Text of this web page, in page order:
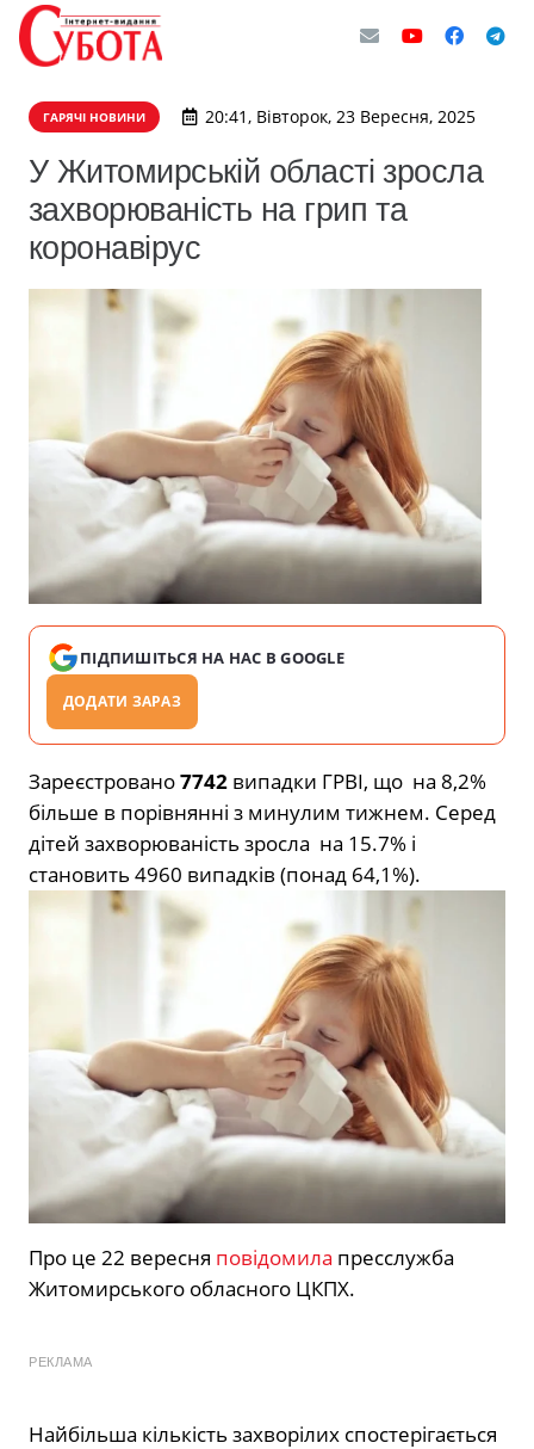
ГАРЯЧІ НОВИНИ 20:41, Вівторок, 23 Вересня, 2025
У Житомирській області зросла
захворюваність на грип та
коронавірус
ПІДПИШІТЬСЯ НА НАС В GOOGLE
ДОДАТИ ЗАРАЗ
Зареєстровано7742 випадки ГРВІ, що на 8,2%
більше в порівнянні з минулим тижнем. Серед
дітей захворюваність зросла на 15.7% і
становить 4960 випадків (понад 64,1%).
Про це 22 вересня повідомила пресслужба
Житомирського обласного ЦКПХ.
РЕКЛАМА
Найбільша кількість захворілих спостерігається